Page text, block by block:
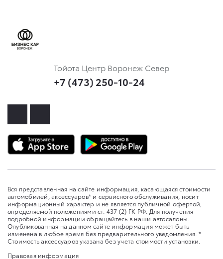
Тойота Центр Воронеж Север
+7 (473) 250-10-24
Вся представленная на сайте информация, касающаяся стоимости
автомобилей, аксессуаров* и сервисного обслуживания, носит
информационный характер и не является публичной офертой,
определяемой положениями ст. 437 (2) ГК РФ. Для получения
подробной информации обращайтесь в наши автосалоны.
Опубликованная на данном сайте информация может быть
изменена в любое время без предварительного уведомления. *
Стоимость аксессуаров указана без учета стоимости установки.
Правовая информация